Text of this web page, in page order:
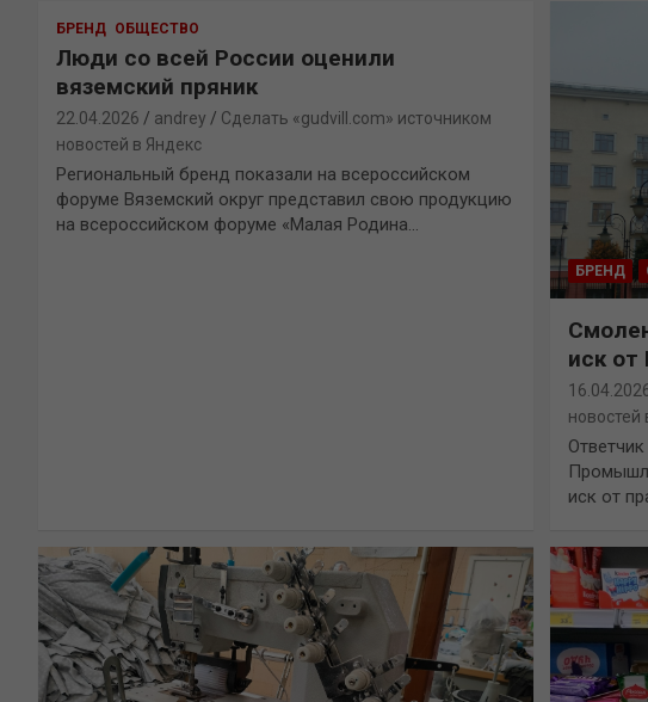
БРЕНД ОБЩЕСТВО
Люди со всей России оценили
вяземский пряник
22.04.2026 andrey
Сделать «gudvill.com» источником
новостей в Яндекс
Региональный бренд показали на всероссийском
форуме Вяземский округ представил свою продукцию
на всероссийском форуме «Малая Родина…
БРЕНД
иск
новостей
иск от